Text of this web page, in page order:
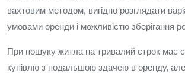
вахтовим методом, вигідно розглядати
умовами оренди і можливістю зберігання
При пошуку житла на тривалий строк має
купівлю з подальшою здачею в оренду,